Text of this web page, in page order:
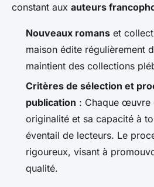
constant aux auteurs
Nouveaux romans et
maison édite régulièrement
maintient des collections
Critères de sélection et
publication : Chaque œuvre
originalité et sa capacité à
éventail de lecteurs. Le
rigoureux, visant à
qualité.